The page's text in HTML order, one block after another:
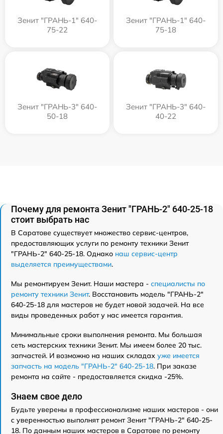
Зенит "ГРАНЬ-1" 640-
75-22
Зенит "ГРАНЬ-1" 640-
75-18
Зенит "ГРАНЬ-3" 640-
50-18
Зенит "ГРАНЬ-3" 640-
40-22
Почему для ремонта Зенит "ГРАНЬ-2" 640-25-18
стоит выбрать нас
В Саратове существует множество сервис-центров,
предоставляющих услуги по ремонту техники Зенит
"ГРАНЬ-2" 640-25-18. Однако наш сервис-центр
выделяется преимуществами.
Мы ремонтируем Зенит. Наши мастера - специалисты по
ремонту техники Зенит. Восстановить модель "ГРАНЬ-2"
640-25-18 для мастеров не будет новой задачей. На все
виды проведенных работ у нас имеется гарантия.
Минимальные сроки выполнения ремонта. Мы большая
сеть мастерских техники Зенит. Мы имеем более 20 тыс.
запчастей. И возможно на наших складах уже имеется
запчасть на модель "ГРАНЬ-2" 640-25-18. При заказе
ремонта на сайте - предоставляется скидка -25%.
Знаем свое дело
Будьте уверены в профессионализме наших мастеров - они
с уверенностью выполнят ремонт Зенит "ГРАНЬ-2" 640-25-
18. По данным наших мастеров в Саратове по ремонту